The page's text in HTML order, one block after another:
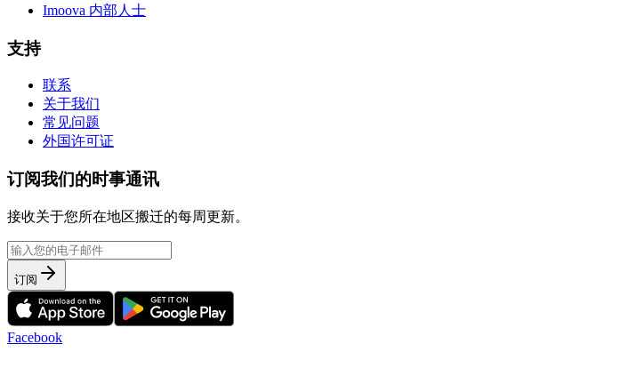
Imoova 内部人士
支持
联系
关于我们
常见问题
外国许可证
订阅我们的时事通讯
接收关于您所在地区搬迁的每周更新。
订阅
Facebook